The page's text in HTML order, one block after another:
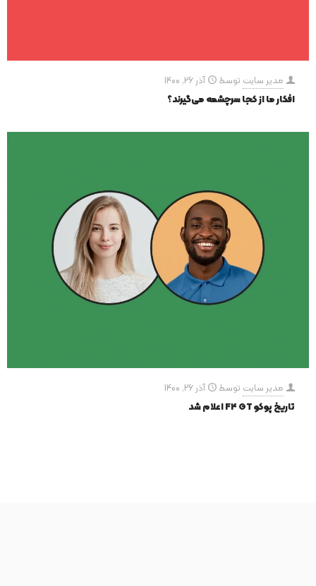
مدیر سایت توسط
آذر 26, 1400
افکار ما از کجا سرچشمه می‌گیرند؟
مدیر سایت توسط
آذر 26, 1400
تاریخ پوکو F4 GT اعلام شد